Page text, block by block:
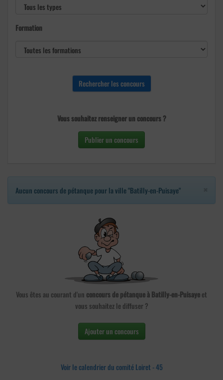
Formation
Vous souhaitez renseigner un concours ?
Publier un concours
Aucun concours de pétanque pour la ville "Batilly-en-Puisaye"
Vous êtes au courant d'un concours de pétanque à Batilly-en-Puisayeet
vous souhaitez le diffuser ?
Ajouter un concours
Voir le calendrier du comité Loiret - 45